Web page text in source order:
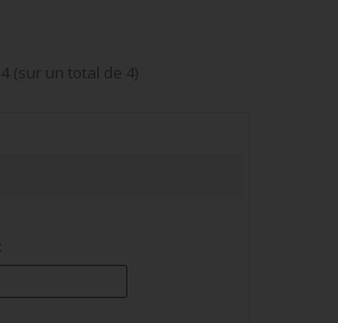
(sur un total de 4)